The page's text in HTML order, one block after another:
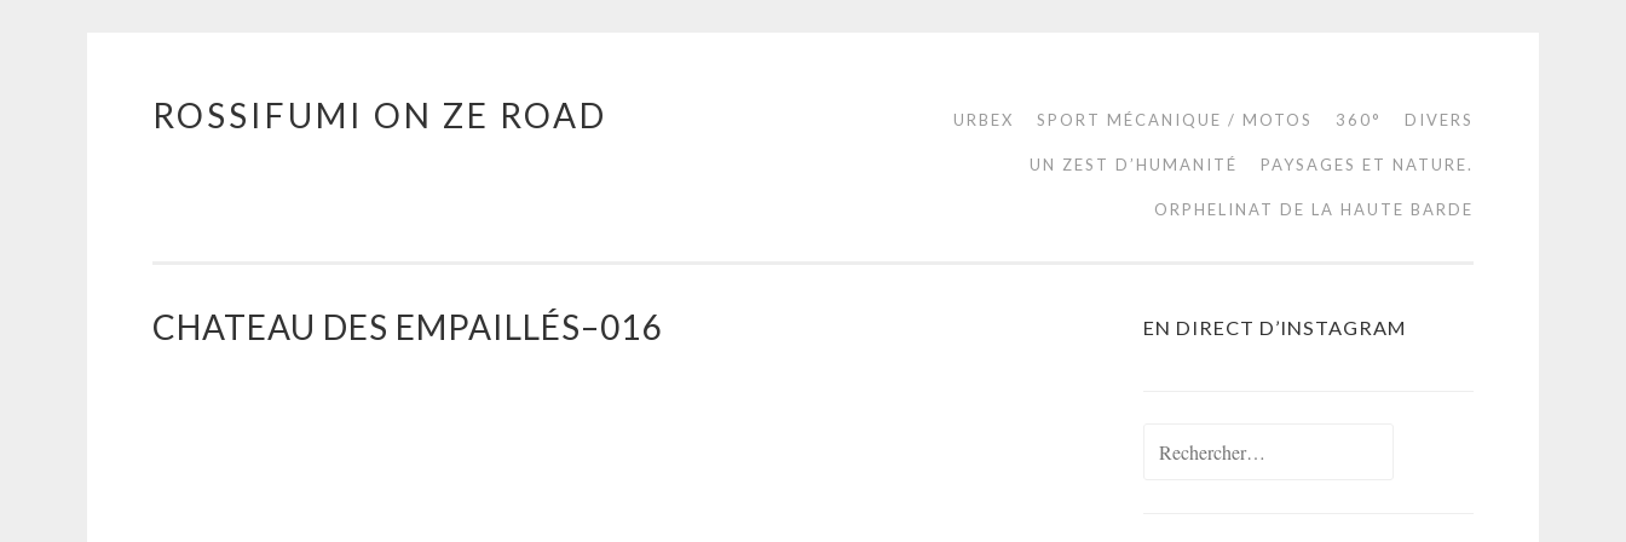
Aller
ROSSIFUMI ON ZE ROAD URBEX SPORT MÉCANIQUE / MOTOS 360° DIVERS
UN ZEST D’HUMANITÉ PAYSAGES ET NATURE.
ORPHELINAT DE LA HAUTE BARDE
CHATEAU DES EMPAILLÉS–016 EN DIRECT D’INSTAGRAM